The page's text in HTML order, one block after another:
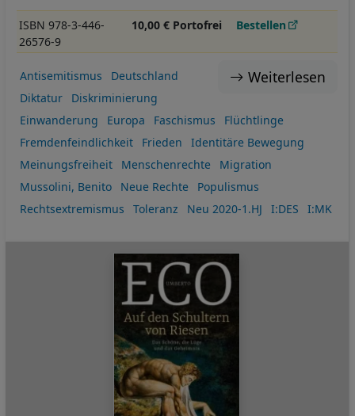
ISBN 978-3-446-
26576-9
10,00 € Portofrei Bestellen
Weiterlesen
Antisemitismus
Deutschland
Diktatur
Diskriminierung
Einwanderung
Europa Faschismus
Flüchtlinge
Fremdenfeindlichkeit
Frieden
Identitäre Bewegung
Meinungsfreiheit
Menschenrechte
Migration
Mussolini, Benito
Neue Rechte
Populismus
Rechtsextremismus
Toleranz Neu 2020-1.HJ I:DES I:MK